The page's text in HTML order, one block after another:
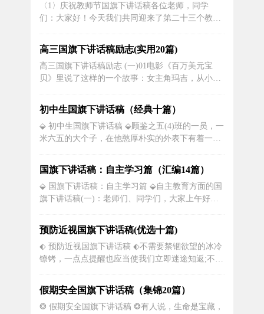
英发之时， 我们浑身上下都洋溢着青春气息，一举
一动都荡漾着快乐的音符，青春是...
〈1〉庆祝教师节国旗下讲话稿各位老师，同学
们：大家好！今天我们共同迎来了第二十三个教师
示节日的祝贺和真诚的慰问！对工作在第一线不辞
劳苦、呕心沥血、默默耕耘、任劳任怨的教职工致
以最崇高的敬意！对责无旁贷地担起二中发展的重
任、以校为家、以苦为乐、精诚团结、顾全...
高三国旗下讲话稿励志(实用20篇)
高三国旗下讲话稿励志 (一)01电影《百万美元宝
贝》里说了这样的一个故事：女主角玛吉，从小家
过父母的疼爱。应对老板对她大龄拳击手的质疑，
她大声地回答说：“我31岁，没有男朋友，不敢谈恋
爱，每一天仅有刷不完的盘子，看不见未来的人
生，拳击是我唯一的...
初中生国旗下讲话稿（经典十篇）
⬙ 初中生国旗下讲话稿 ⬙顾鉴之五(4)班的一员，一
米六五的大个子，在他憨厚朴实的外表下有着一颗
里唯一的孩子，是爸爸妈妈、爷爷奶奶、外公外婆
手心里的宝。但是和和同龄人相比，他更懂得孝顺
长辈。在爷爷奶奶身边，他最爱说的一句话是让我
来，你们歇着。每每到这时候，...
国旗下讲话稿：自主学习篇（汇编14篇）
⬙ 国旗下讲话稿：自主学习篇 ⬙自主教育方面的国
旗下讲话稿(一)：老师们、同学们，大家上午好，
星期学校进行了第一次段考，你对自己的成绩是否
满意呢?你是否在懊恼自己的懒惰与粗心呢?你是否
从此刻起下定决心好好学习呢?你又是否想好好学习
而苦无方法呢?...
预防近视国旗下讲话稿(优选十篇)
⬖ 预防近视国旗下讲话稿 ⬖不需要禁锢欲望的冰冷
镣铐，一点点提醒也应当使我们立即迷途知返;不需
们迈向罪恶深渊的脚步;不需要纠缠一生的无尽悔
恨，一点点不安也必将成为我们心头难以搁置的痛
苦。法总能以它雷霆万均的手段将我们及时地从毁
假期安全国旗下讲话稿（集锦20篇）
❂ 假期安全国旗下讲话稿 ❂有人说，生命是宝藏，